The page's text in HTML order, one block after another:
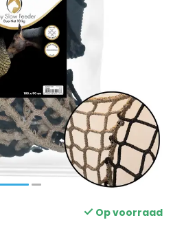
Op voorraad